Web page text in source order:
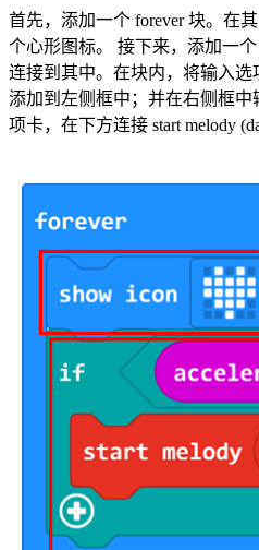
首先，添加一个 forever 块。在
个心形图标。 接下来，添加一
连接到其中。在块内，将输入选
添加到左侧框中；并在右侧框中
项卡，在下方连接 start melody